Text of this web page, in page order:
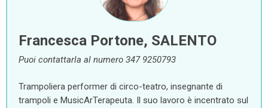
Francesca Portone, SALENTO
Puoi contattarla al numero 347 9250793
Trampoliera performer di circo-teatro, insegnante di
trampoli e MusicArTerapeuta. Il suo lavoro è incentrato sul